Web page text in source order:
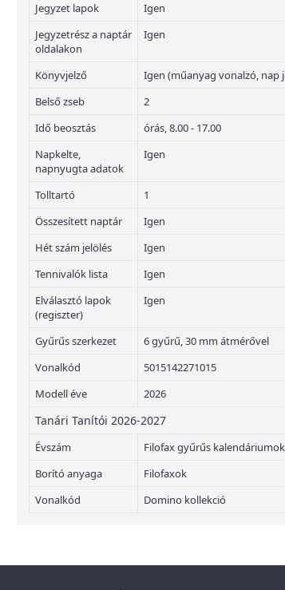
Jegyzet lapok
Igen
Jegyzetrész a naptár
oldalakon
Igen
Könyvjelző
Igen (műanyag vonalzó, nap
Belső zseb
2
Idő beosztás
órás, 8.00 - 17.00
Napkelte,
napnyugta adatok
Igen
Tolltartó
1
Összesített naptár
Igen
Hét szám jelölés
Igen
Tennivalók lista
Igen
Elválasztó lapok
(regiszter)
Igen
Gyűrűs szerkezet
6 gyűrű, 30 mm átmérővel
Vonalkód
5015142271015
Modell éve
2026
Tanári Tanítói 2026-2027
Évszám
Filofax gyűrűs kalendáriumok
Borító anyaga
Filofaxok
Vonalkód
Domino kollekció